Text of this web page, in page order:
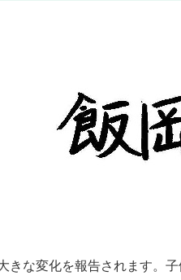
な変化を報告されます。